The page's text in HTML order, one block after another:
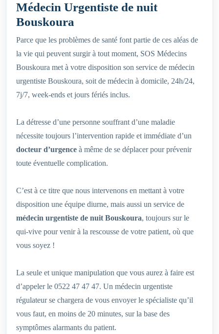
Médecin Urgentiste de nuit
Bouskoura
Parce que les problèmes de santé font partie de ces aléas de
la vie qui peuvent surgir à tout moment, SOS Médecins
Bouskoura met à votre disposition son service de médecin
urgentiste Bouskoura, soit de médecin à domicile, 24h/24,
7j/7, week-ends et jours fériés inclus.
La détresse d’une personne souffrant d’une maladie
nécessite toujours l’intervention rapide et immédiate d’un
docteur d’urgence à même de se déplacer pour prévenir
toute éventuelle complication.
C’est à ce titre que nous intervenons en mettant à votre
disposition une équipe diurne, mais aussi un service de
médecin urgentiste de nuit Bouskoura, toujours sur le
qui-vive pour venir à la rescousse de votre patient, où que
vous soyez !
La seule et unique manipulation que vous aurez à faire est
d’appeler le 0522 47 47 47. Un médecin urgentiste
régulateur se chargera de vous envoyer le spécialiste qu’il
vous faut, en moins de 20 minutes, sur la base des
symptômes alarmants du patient.